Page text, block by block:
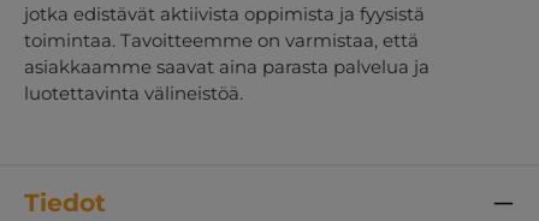
jotka edistävät aktiivista oppimista ja fyysistä
toimintaa. Tavoitteemme on varmistaa, että
asiakkaamme saavat aina parasta palvelua ja
luotettavinta välineistöä.
Tiedot